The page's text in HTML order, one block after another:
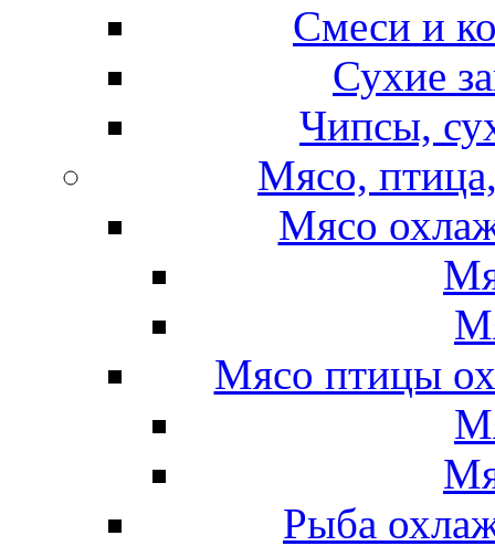
Смеси и
Сухие
Чипсы,
Мясо,
Мясо
Мясо птицы
Рыба